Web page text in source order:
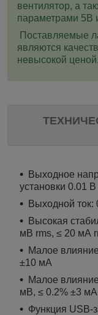
вентилятор, а
параметрами 5В
Поставляемые
являются
невысокой ценой.
Выходное
установки 0.01 В
Выходной ток:
Высокая
мВ rms, ≤ 20 мА
Малое
±10 мА
Малое
мВ, ≤ 0.2% ±3 мА
Функция USB-